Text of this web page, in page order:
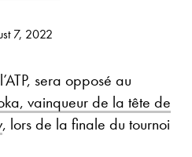
7, 2022
sera opposé au
vainqueur de la tête de
, lors de la finale du tournoi